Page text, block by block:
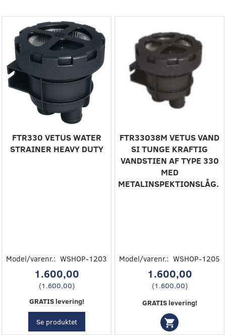
FTR330 VETUS WATER
STRAINER HEAVY DUTY
Model/varenr.: WSHOP-1203
1.600,00
(1.600,00)
GRATIS levering!
Se produktet
FTR33038M ‎VETUS VAND
SI TUNGE‎ ‎KRAFTIG
VANDSTIEN AF TYPE 330
MED
METALINSPEKTIONSLÅG. ‎
Model/varenr.: WSHOP-1205
1.600,00
(1.600,00)
GRATIS levering!